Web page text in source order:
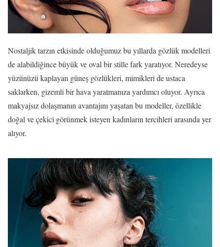
Nostaljik tarzın etkisinde olduğumuz bu yıllarda gözlük modelleri
de alabildiğince büyük ve oval bir stille fark yaratıyor. Neredeyse
yüzünüzü kaplayan güneş gözlükleri, mimikleri de ustaca
saklarken, gizemli bir hava yaratmanıza yardımcı oluyor. Ayrıca
makyajsız dolaşmanın avantajını yaşatan bu modeller, özellikle
doğal ve çekici görünmek isteyen kadınların tercihleri arasında yer
alıyor.